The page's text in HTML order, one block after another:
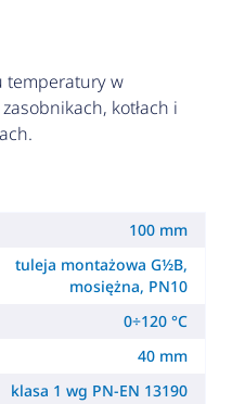
temperatury w
kotłach i
100 mm
tuleja montażowa G½B,
mosiężna, PN10
0÷120 °C
40 mm
klasa 1 wg PN-EN 13190